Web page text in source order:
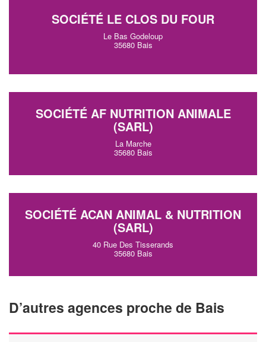
SOCIÉTÉ LE CLOS DU FOUR
Le Bas Godeloup
35680 Bais
SOCIÉTÉ AF NUTRITION ANIMALE
(SARL)
La Marche
35680 Bais
SOCIÉTÉ ACAN ANIMAL & NUTRITION
(SARL)
40 Rue Des Tisserands
35680 Bais
D’autres agences proche de Bais